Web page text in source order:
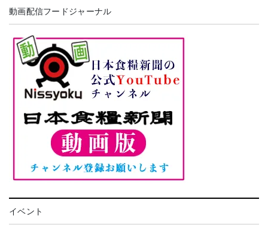
動画配信フードジャーナル
イベント